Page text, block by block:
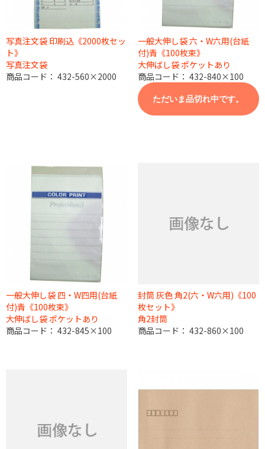
写真注文袋 印刷込《2000枚セッ
ト》
写真注文袋
商品コード： 432-560×2000
一般大伸し袋 六・W六用(台紙
付)青《100枚束》
大伸ばし袋 ポケットあり
商品コード： 432-840×100
ただいま品切れ中です。
一般大伸し袋 四・W四用(台紙
付)青《100枚束》
大伸ばし袋 ポケットあり
商品コード： 432-845×100
封筒 灰色 角2(六・W六用)《100
枚セット》
角2封筒
商品コード： 432-860×100